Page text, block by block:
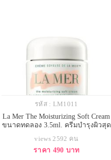
รหัส : LM1011
La Mer The Moisturizing Soft Cream
ขนาดทดลอง 3.5ml. ครีมบำรุงผิวสุด
ธรรมชาติลากหลายชนิด อุดมไป
ด้วยวิตามินและแร่ธาตุที่จำเป็นต่อ
views 2592 คน
ราคา 490 บาท